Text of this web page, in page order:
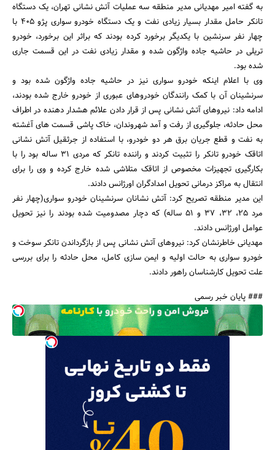
جستجو
به گفته امیر مهدیانی مدیر منطقه سه عملیات آتش نشانی تهران، یک دستگاه
تانکر حامل مقدار بسیار زیادی نفت و یک دستگاه خودرو سواری پژو 405 با
چهار نفر سرنشین با یکدیگر برخورد کرده بودند که براثر این برخورد، خودرو
تریلی در حاشیه جاده واژگون شده و مقدار زیادی نفت در این قسمت جاری
شده بود.
وی با اعلام اینکه خودرو سواری نیز در حاشیه جاده واژگون شده بود و
سرنشینان آن با کمک رانندگان خودروهای عبوری از خودرو خارج شده بودند،
ادامه داد: نیروهای آتش نشانی پس از قرار دادن علائم هشدار دهنده در اطراف
محل حادثه، جلوگیری از رفت و آمد شهروندان، خاک پاشی قسمت های آغشته
به نفت و قطع جریان برق هر دو خودرو، با استفاده از جرثقیل آتش نشانی
اتاقک خودرو تانکر را تثبیت کردند و راننده تانکر که مردی 31 ساله بود را با
بکارگیری تجهیزات مخصوص از اتاقک متلاشی شده خارج کرده و وی را برای
انتقال به مراکز درمانی تحویل امدادگران اورژانس دادند.
این مدیر منطقه تصریح کرد: آتش نشانان سرنشینان خودرو سواری(چهار نفر
مرد 25، 32، 37 و 51 ساله) که دچار مصدومیت شده بودند را نیز تحویل
عوامل اورژانس دادند.
مهدیانی خاطرنشان کرد: نیروهای آتش نشانی پس از بازگرداندن تانکر سوخت و
خودرو سواری به حالت اولیه و ایمن سازی کامل، محل حادثه را برای بررسی
علت تحویل کارشناسان راهور دادند.
### پایان خبر رسمی